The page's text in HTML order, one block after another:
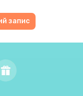
запис